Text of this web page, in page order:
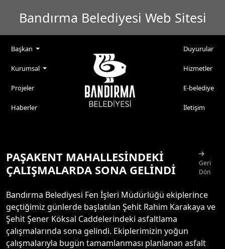
Bandırma Belediyesi Web Sitesi
Başkan
Kurumsal
Projeler
Haberler
Duyurular
Hizmetler
E-belediye
İletişim
PAŞAKENT MAHALLESİNDEKİ
ÇALIŞMALARDA SONA GELİNDİ
Geri
Dön
Bandırma Belediyesi Fen İşleri Müdürlüğü ekiplerince
geçtiğimiz günlerde başlatılan Şehit Rahim Karakaya ve
Şehit Şener Köksal Caddelerindeki asfaltlama
çalışmalarında sona gelindi. Ekiplerimizin yoğun
çalışmalarıyla bugün tamamlanması planlanan asfalt